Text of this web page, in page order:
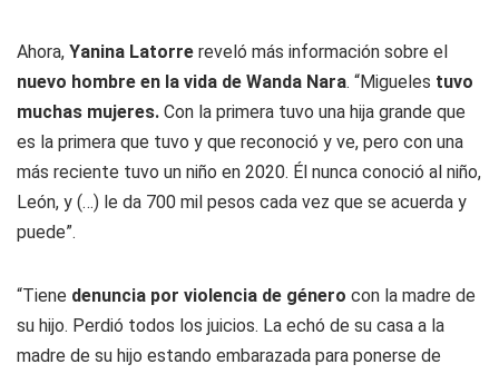
Ahora, Yanina Latorre reveló más información sobre el
nuevo hombre en la vida de Wanda Nara. “Migueles tuvo
muchas mujeres. Con la primera tuvo una hija grande que
es la primera que tuvo y que reconoció y ve, pero con una
más reciente tuvo un niño en 2020. Él nunca conoció al niño,
León, y (…) le da 700 mil pesos cada vez que se acuerda y
puede”.
“Tiene denuncia por violencia de género con la madre de
su hijo. Perdió todos los juicios. La echó de su casa a la
madre de su hijo estando embarazada para ponerse de